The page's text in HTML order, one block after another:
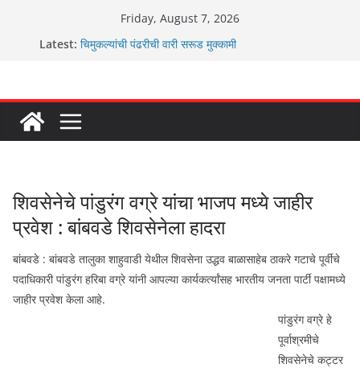
Friday, August 7, 2026
Latest: चिमुकल्यांची पंढरीची वारी सरूड मुक्कामी
शिवसेनेचे पांडुरंग वग्रे यांचा भाजप मध्ये जाहीर
प्रवेश : बांबवडे शिवसेनेला हादरा
बांबवडे : बांबवडे तालुका शाहुवाडी येथील शिवसेना उद्धव बाळासाहेब ठाकरे गटाचे पूर्वीचे
पदाधिकारी पांडुरंग हरिबा वग्रे यांनी आपल्या कार्यकर्त्यांसह भारतीय जनता पार्टी पक्षामध्ये
जाहीर प्रवेश केला आहे.
पांडुरंग वग्रे हे
पूर्वाश्रमीचे
शिवसेनेचे कट्टर